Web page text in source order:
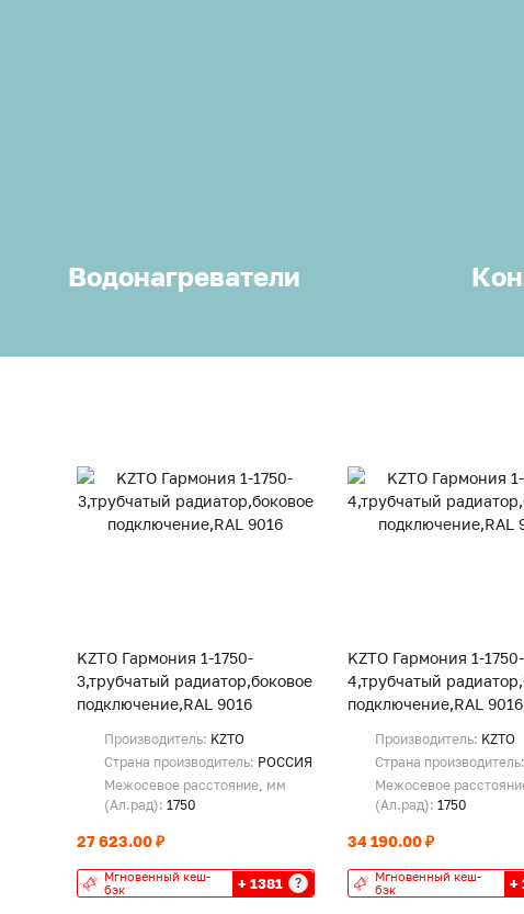
Водонагреватели
KZTO Гармония 1-1750-
3,трубчатый радиатор,боковое
подключение,RAL 9016
Производитель: KZTO
Страна производитель: РОССИЯ
Межосевое расстояние, мм
(Ал.рад): 1750
27 623.00 ₽
Мгновенный кеш-
бэк
+ 1381 ?
KZTO Гармония 1-1750-
4,трубчатый
подключение,RAL 9016
Производитель: KZTO
Страна производитель:
Межосевое
(Ал.рад): 1750
34 190.00 ₽
Мгновенный кеш-
бэк
+